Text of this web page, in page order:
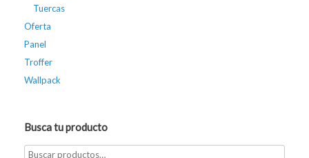
Tuercas
Oferta
Panel
Troffer
Wallpack
Busca tu producto